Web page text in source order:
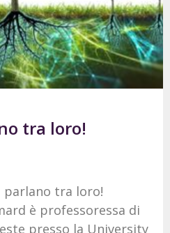
tra loro!
parlano tra loro!
è professoressa di
presso la University